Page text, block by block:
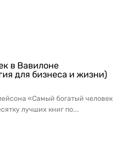
в Вавилоне
для бизнеса и жизни)
«Самый богатый человек
лучших книг по...